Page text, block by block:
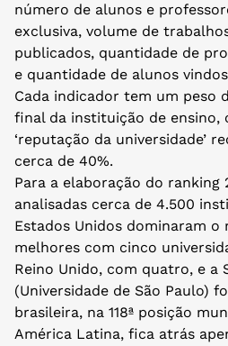
número de alunos e
exclusiva, volume de
publicados, quantidade de
e quantidade de alunos
Cada indicador tem um peso
final da instituição de ensino,
‘reputação da universidade’
cerca de 40%.
Para a elaboração do ranking
analisadas cerca de 4.500
Estados Unidos dominaram o
melhores com cinco
Reino Unido, com quatro, e a
(Universidade de São Paulo)
brasileira, na 118ª posição
América Latina, fica atrás